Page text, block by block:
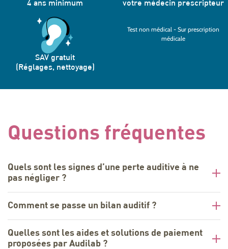
4 ans minimum votre médecin prescripteur
SAV gratuit
(Réglages, nettoyage)
Test non médical - Sur prescription
médicale
Questions fréquentes
Quels sont les signes d’une perte auditive à ne
pas négliger ?
Comment se passe un bilan auditif ?
Quelles sont les aides et solutions de paiement
proposées par Audilab ?